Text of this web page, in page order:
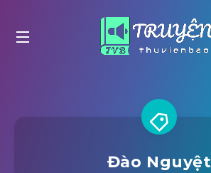
Đào Nguyệt